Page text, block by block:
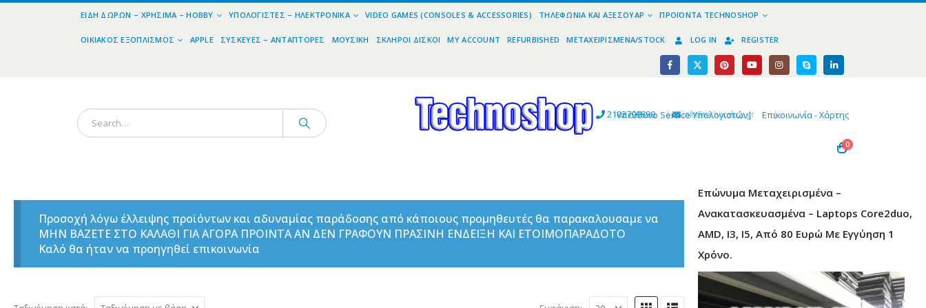
ΕΊΔΗ ΔΏΡΩΝ – ΧΡΉΣΙΜΑ – HOBBY ΥΠΟΛΟΓΙΣΤΈΣ – ΗΛΕΚΤΡΟΝΙΚΆ VIDEO GAMES (CONSOLES & ACCESSORIES) ΤΗΛΕΦΩΝΊΑ ΚΑΙ ΑΞΕΣΟΥΆΡ ΠΡΟΪΌΝΤΑ TECHNOSHOP
ΟΙΚΙΑΚΌΣ ΕΞΟΠΛΙΣΜΌΣ APPLE ΣΥΣΚΕΥΈΣ – ΑΝΤΆΠΤΟΡΕΣ ΜΟΥΣΙΚΉ ΣΚΛΗΡΟΊ ΔΊΣΚΟΙ MY ACCOUNT REFURBISHED ΜΕΤΑΧΕΙΡΙΣΜΈΝΑ/STOCK LOG IN REGISTER
2102799890 | info@technoshop,gr |
Υπεύθυνο Service Υπολογιστών| Επικοινωνία - Χάρτης
0
Προσοχή λόγω έλλειψης προϊόντων και αδυναμίας παράδοσης από κάποιους προμηθευτές θα παρακαλουσαμε να
ΜΗΝ ΒΑΖΕΤΕ ΣΤΟ ΚΑΛΑΘΙ ΓΙΑ ΑΓΟΡΑ ΠΡΟΙΝΤΑ ΑΝ ΔΕΝ ΓΡΑΦΟΥΝ ΠΡΑΣΙΝΗ ΕΝΔΕΙΞΗ ΚΑΙ ΕΤΟΙΜΟΠΑΡΑΔΟΤΟ
Καλό θα ήταν να προηγηθεί επικοινωνία
Επώνυμα Μεταχειρισμένα –
Ανακατασκευασμένα – Laptops Core2duo,
AMD, I3, I5, Από 80 Ευρώ Με Εγγύηση 1
Χρόνο.